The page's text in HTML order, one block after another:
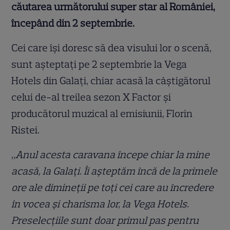
căutarea următorului super star al României,
începând din 2 septembrie.
Cei care îşi doresc să dea visului lor o scenă,
sunt aşteptaţi pe 2 septembrie la Vega
Hotels din Galaţi, chiar acasă la câştigătorul
celui de-al treilea sezon X Factor şi
producătorul muzical al emisiunii, Florin
Ristei.
„Anul acesta caravana începe chiar la mine
acasă, la Galaţi. Îi aşteptăm încă de la primele
ore ale dimineţii pe toţi cei care au încredere
în vocea şi charisma lor, la Vega Hotels.
Preselecţiile sunt doar primul pas pentru